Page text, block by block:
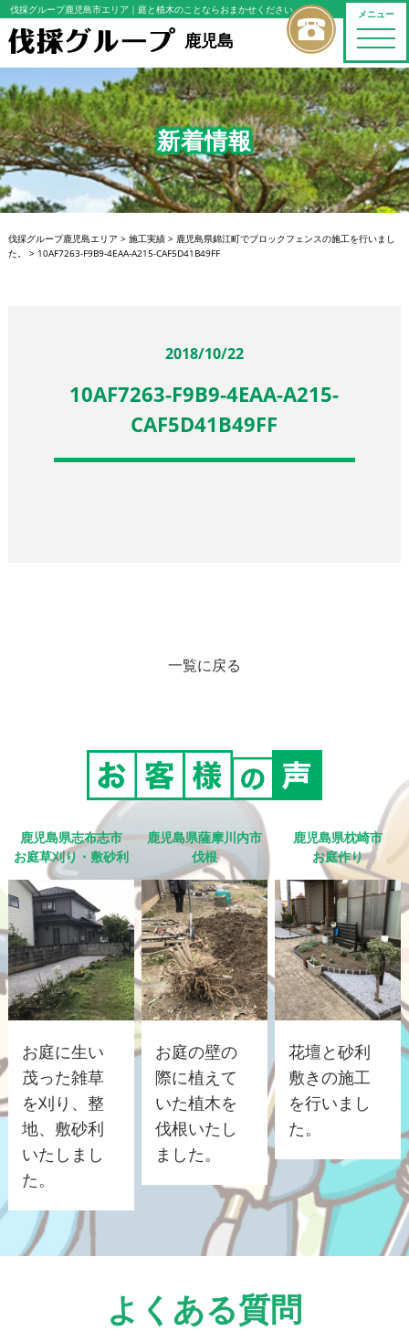
メニュー
toggle
伐採グループ鹿児島市エリア ｜庭と植木のことならおまかせください
鹿児島
新着情報
伐採グループ鹿児島エリア > 施工実績> 鹿児島県錦江町でブロックフェンスの施工を行いまし
た。
> 10AF7263-F9B9-4EAA-A215-CAF5D41B49FF
2018/10/22
10AF7263-F9B9-4EAA-A215-
CAF5D41B49FF
一覧に戻る
鹿児島県志布志市
お庭草刈り・敷砂利
お庭に生い
茂った雑草
を刈り、整
地、敷砂利
いたしまし
た。
鹿児島県薩摩川内市
伐根
お庭の壁の
際に植えて
いた植木を
伐根いたし
ました。
鹿児島県枕崎市
お庭作り
花壇と砂利
敷きの施工
を行いまし
た。
よくある質問